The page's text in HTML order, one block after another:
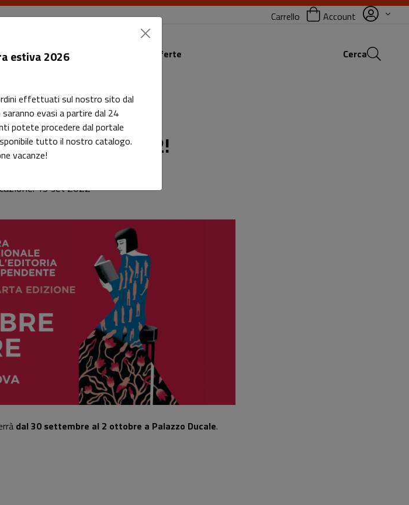
Carrello Account
I corsi Le offerte Cerca
Pride Genova 2022!
15 set 2022
dal 30 settembre al 2 ottobre a Palazzo Ducale.
estiva 2026
effettuati sul nostro sito dal
evasi a partire dal 24
potete procedere dal portale
tutto il nostro catalogo.
vacanze!